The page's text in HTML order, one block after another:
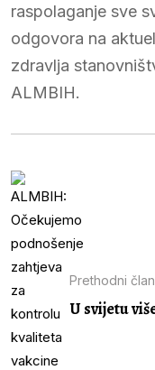
raspolaganje sve
odgovora na
zdravlja
ALMBIH.
Prethodni
U svijetu